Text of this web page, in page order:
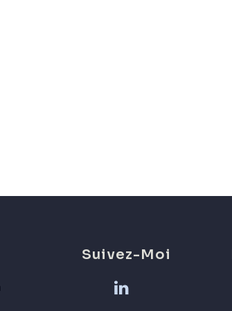
Suivez-Moi